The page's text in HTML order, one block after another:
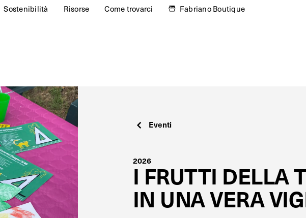
Sostenibilità Risorse Come trovarci Fabriano Boutique
Eventi
2026
I FRUTTI DELLA
IN UNA VERA